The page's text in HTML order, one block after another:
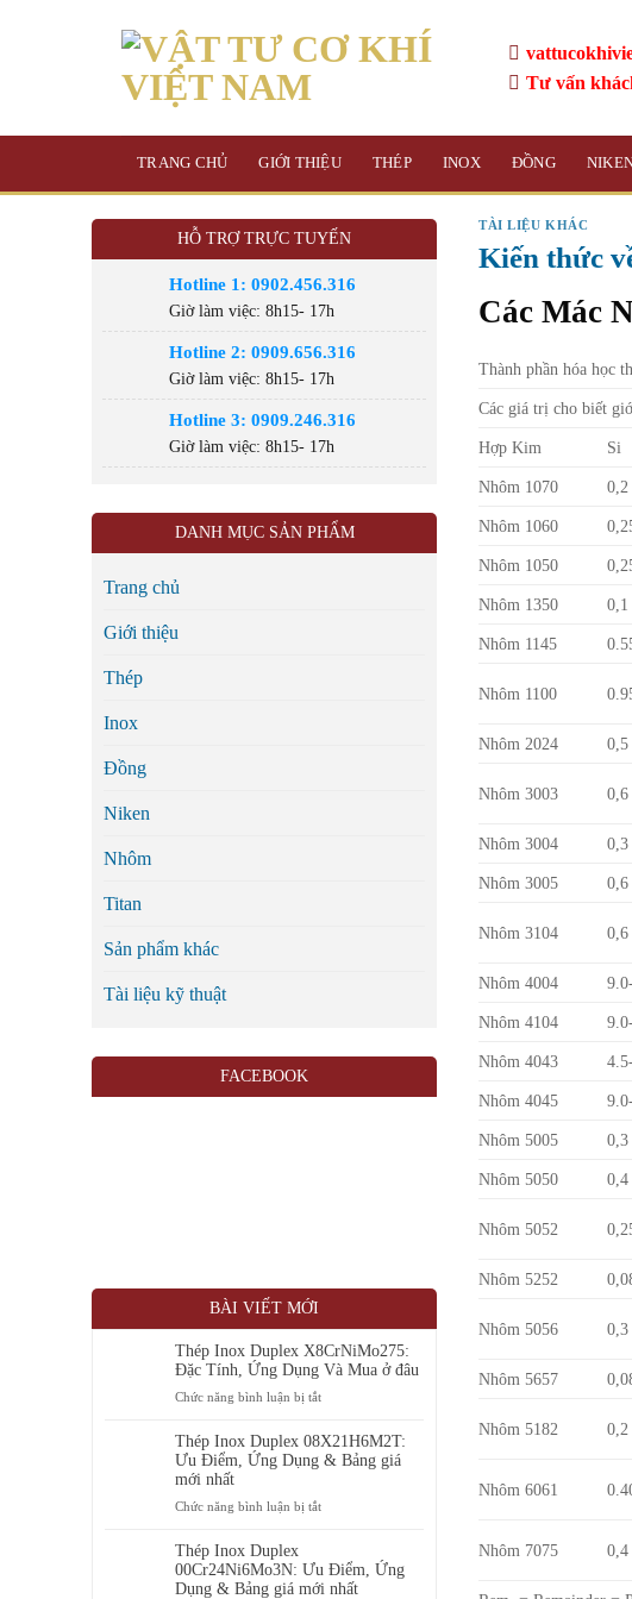
Tư vấn
TRANG CHỦ GIỚI THIỆU THÉP INOX ĐỒNG
HỖ TRỢ TRỰC TUYẾN
Hotline 1: 0902.456.316
Giờ làm việc: 8h15- 17h
Hotline 2: 0909.656.316
Giờ làm việc: 8h15- 17h
Hotline 3: 0909.246.316
Giờ làm việc: 8h15- 17h
DANH MỤC SẢN PHẨM
Trang chủ
Giới thiệu
Thép
Inox
Đồng
Niken
Nhôm
Titan
Sản phẩm khác
Tài liệu kỹ thuật
FACEBOOK
BÀI VIẾT MỚI
Thép Inox Duplex X8CrNiMo275:
Đặc Tính, Ứng Dụng Và Mua ở đâu
Chức năng bình luận bị tắtở
Inox
Duplex
Và
Thép Inox Duplex 08X21H6M2T:
Ưu Điểm, Ứng Dụng & Bảng giá
mới nhất
Chức năng bình luận bị tắtở
Duplex
08X21H6M2T:
Thép Inox Duplex
00Cr24Ni6Mo3N: Ưu Điểm, Ứng
Dụng & Bảng giá mới nhất
TÀI LIỆU KHÁC
Kiến thức
Các Mác
Thành phần hóa học
Các giá trị cho biết
Hợp Kim Si
Nhôm 1070 0,2
Nhôm 1060
Nhôm 1050
Nhôm 1350 0,1
Nhôm 1145
Nhôm 1100
Nhôm 2024 0,5
Nhôm 3003 0,6
Nhôm 3004 0,3
Nhôm 3005 0,6
Nhôm 3104 0,6
Nhôm 4004
Nhôm 4104
Nhôm 4043
Nhôm 4045
Nhôm 5005 0,3
Nhôm 5050 0,4
Nhôm 5052
Nhôm 5252
Nhôm 5056 0,3
Nhôm 5657
Nhôm 5182 0,2
Nhôm 6061
Nhôm 7075 0,4